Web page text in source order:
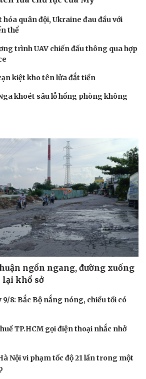
Blog
quân đội, Ukraine đau đầu với
thể
trình UAV chiến đấu thông qua hợp
kiệt kho tên lửa đắt tiền
khoét sâu lỗ hổng phòng không
ngổn ngang, đường xuống
lại khổ sở
8: Bắc Bộ nắng nóng, chiều tối có
TP.HCM gọi điện thoại nhắc nhở
Nội vi phạm tốc độ 21 lần trong một